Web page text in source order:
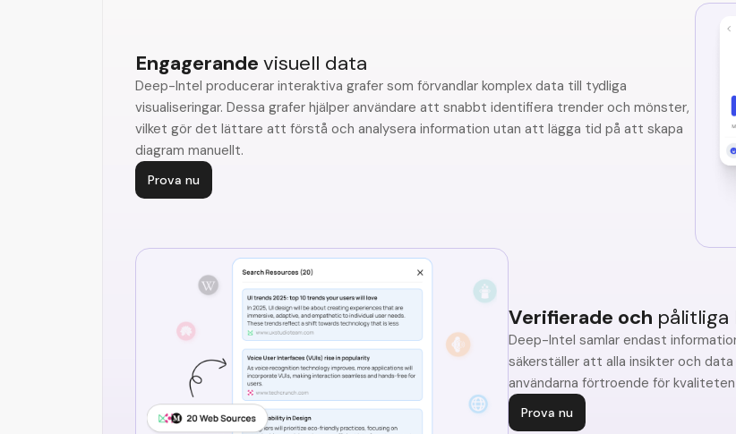
Engagerande visuell data
Deep-Intel producerar interaktiva grafer som förvandlar komplex data till tydliga
visualiseringar. Dessa grafer hjälper användare att snabbt identifiera trender och mönster,
vilket gör det lättare att förstå och analysera information utan att lägga tid på att skapa
diagram manuellt.
Prova nu
Verifierade och pålitliga
Deep-Intel samlar endast
säkerställer att alla insikter och
användarna förtroende för
Prova nu